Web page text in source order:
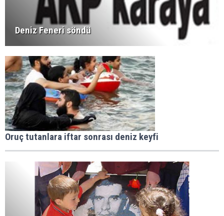
Deniz Feneri söndü
Oruç tutanlara iftar sonrası deniz keyfi